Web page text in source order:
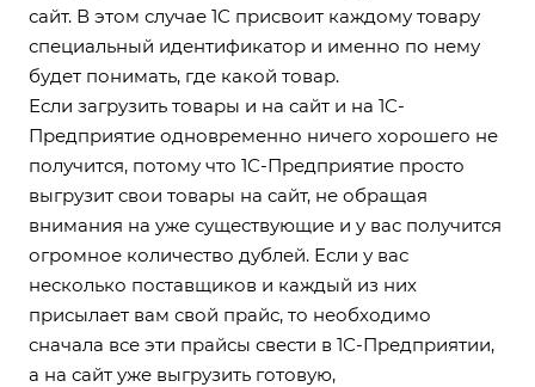
сайт. В этом случае 1С присвоит каждому товару
специальный идентификатор и именно по нему
будет понимать, где какой товар.
Если загрузить товары и на сайт и на 1С-
Предприятие одновременно ничего хорошего не
получится, потому что 1С-Предприятие просто
выгрузит свои товары на сайт, не обращая
внимания на уже существующие и у вас получится
огромное количество дублей. Если у вас
несколько поставщиков и каждый из них
присылает вам свой прайс, то необходимо
сначала все эти прайсы свести в 1С-Предприятии,
а на сайт уже выгрузить готовую,